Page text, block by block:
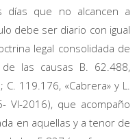
días que no alcancen a
debe ser diario con igual
legal consolidada de
las causas B. 62.488,
119.176, «Cabrera» y L.
VI-2016), que acompaño
en aquellas y a tenor de